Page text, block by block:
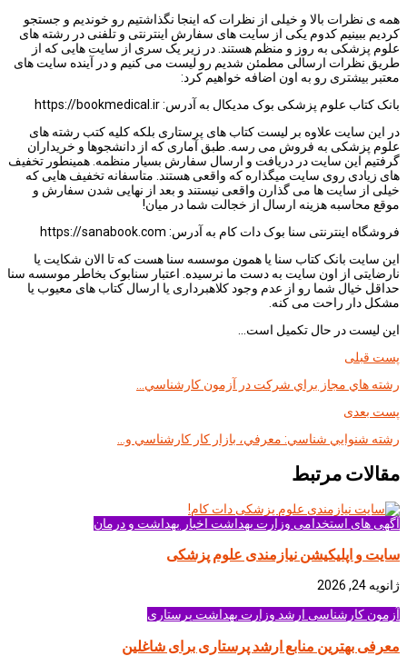
همه ی نظرات بالا و خیلی از نظرات که اینجا نگذاشتیم رو خوندیم و جستجو
کردیم ببینیم کدوم یکی از سایت های سفارش اینترنتی و تلفنی در رشته های
علوم پزشکی به روز و منظم هستند. در زیر یک سری از سایت هایی که از
طریق نظرات ارسالی مطمئن شدیم رو لیست می کنیم و در آینده سایت های
معتبر بیشتری رو به اون اضافه خواهیم کرد:
بانک کتاب علوم پزشکی بوک مدیکال به آدرس: https://bookmedical.ir
در این سایت علاوه بر لیست کتاب های پرستاری بلکه کلیه کتب رشته های
علوم پزشکی به فروش می رسه. طبق آماری که از دانشجوها و خریداران
گرفتیم این سایت در دریافت و ارسال سفارش بسیار منظمه. همینطور تخفیف
های زیادی روی سایت میگذاره که واقعی هستند. متاسفانه تخفیف هایی که
خیلی از سایت ها می گذارن واقعی نیستند و بعد از نهایی شدن سفارش و
موقع محاسبه هزینه ارسال از خجالت شما در میان!
فروشگاه اینترنتی سنا بوک دات کام به آدرس: https://sanabook.com
این سایت بانک کتاب سنا یا همون موسسه سنا هست که تا الان شکایت یا
نارضایتی از اون سایت به دست ما نرسیده. اعتبار سنابوک بخاطر موسسه سنا
حداقل خیال شما رو از عدم وجود کلاهبرداری یا ارسال کتاب های معیوب یا
مشکل دار راحت می کنه.
این لیست در حال تکمیل است…
پست قبلی
رشته هاي مجاز براي شركت در آزمون كارشناسي…
پست بعدی
رشته شنوايي شناسي: معرفي، بازار كار كارشناسي و…
مقالات مرتبط
آگهی های استخدامی وزارت بهداشت اخبار بهداشت و درمان
سایت و اپلیکیشن نیازمندی علوم پزشکی
ژانویه 24, 2026
آزمون کارشناسی ارشد وزارت بهداشت پرستاری
معرفی بهترین منابع ارشد پرستاری برای شاغلین